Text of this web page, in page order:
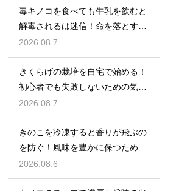
毒キノコを食べても牛乳を飲むと
解毒されるは迷信！命を落とす危
険な勘違い
2026.08.7
きくらげの栽培を自宅で始める！
初心者でも失敗しないための気に
なる難易度
2026.08.7
きのこを冷凍すると香りが飛ぶの
を防ぐ！風味を豊かに保つための
確実な対策
2026.08.6